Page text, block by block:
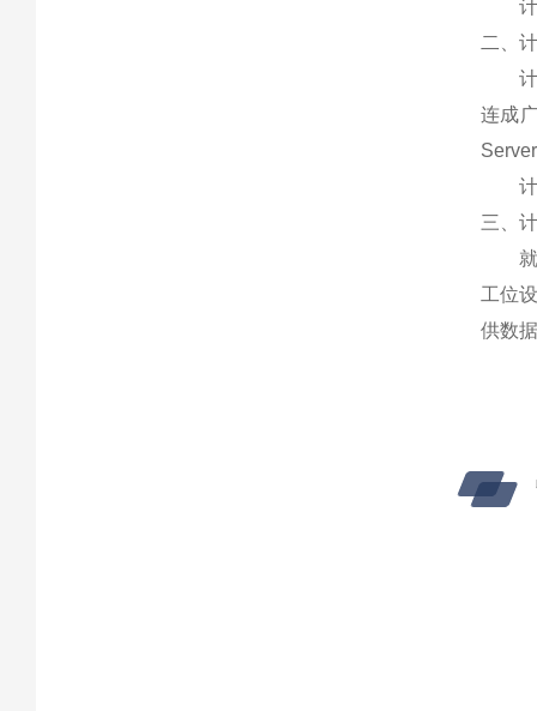
计算
二、
计算
连成
计算
三、
就是
工位
供数